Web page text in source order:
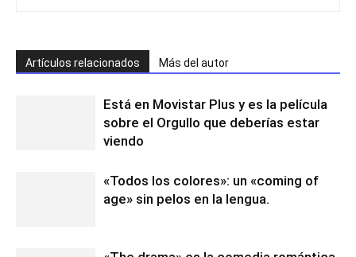
Artículos relacionados Más del autor
Está en Movistar Plus y es la película
sobre el Orgullo que deberías estar
viendo
«Todos los colores»: un «coming of
age» sin pelos en la lengua.